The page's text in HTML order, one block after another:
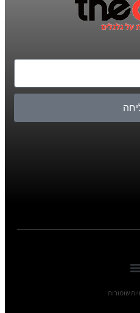
שומורות